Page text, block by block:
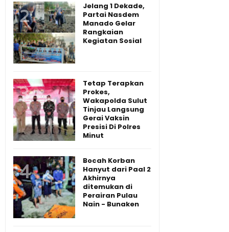
Jelang 1 Dekade,
Partai Nasdem
Manado Gelar
Rangkaian
Kegiatan Sosial
Tetap Terapkan
Prokes,
Wakapolda Sulut
Tinjau Langsung
Gerai Vaksin
Presisi Di Polres
Minut
Bocah Korban
Hanyut dari Paal 2
Akhirnya
ditemukan di
Perairan Pulau
Nain - Bunaken